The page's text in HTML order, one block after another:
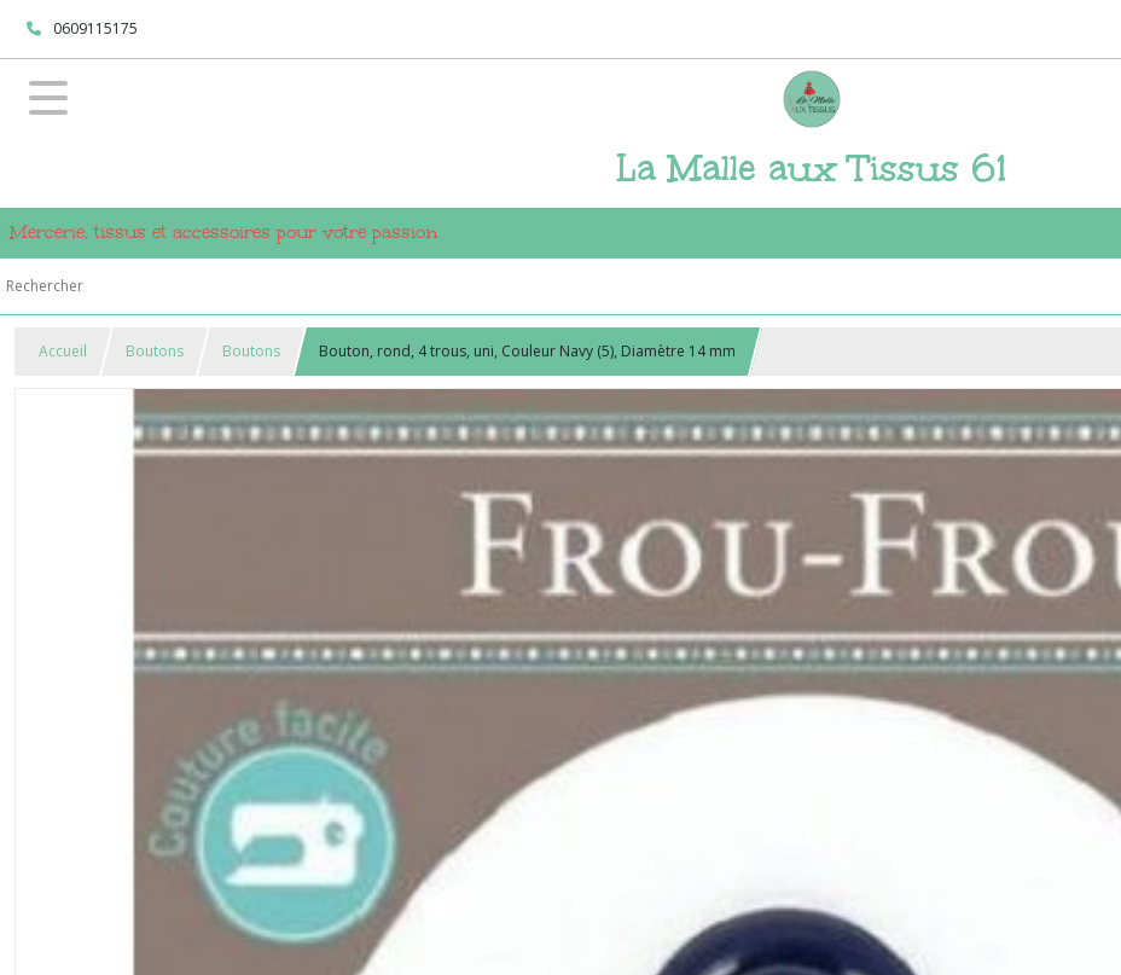
0609115175
La Malle aux Tissus 61
Mercerie, tissus et accessoires pour votre passion
Accueil Boutons Boutons Bouton, rond, 4 trous, uni, Couleur Navy (5), Diamètre 14 mm